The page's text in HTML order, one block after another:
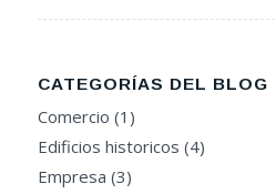
CATEGORÍAS DEL BLOG
Comercio (1)
Edificios historicos (4)
Empresa (3)